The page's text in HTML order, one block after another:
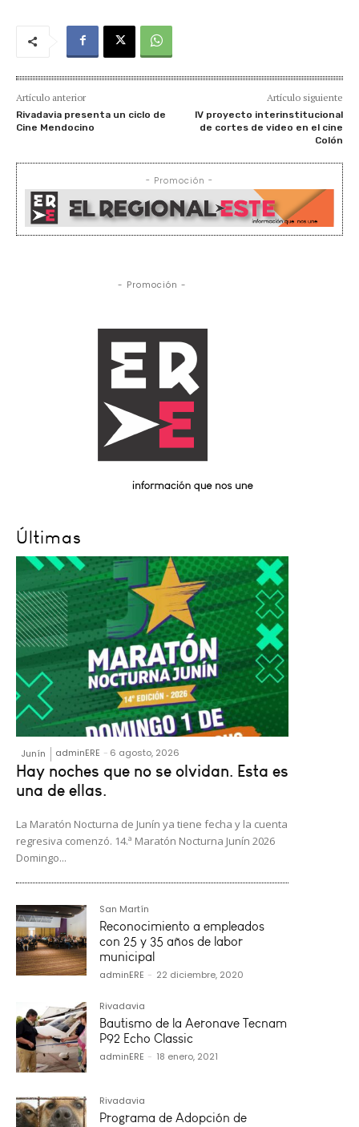
Artículo anterior
Rivadavia presenta un ciclo de
Cine Mendocino
Artículo siguiente
lV proyecto interinstitucional
de cortes de video en el cine
Colón
- Promoción -
- Promoción -
Últimas
Junín adminERE - 6 agosto, 2026
Hay noches que no se olvidan. Esta es
una de ellas.
La Maratón Nocturna de Junín ya tiene fecha y la cuenta
regresiva comenzó. 14.ª Maratón Nocturna Junín 2026
Domingo...
San Martín
Reconocimiento a empleados
con 25 y 35 años de labor
municipal
adminERE - 22 diciembre, 2020
Rivadavia
Bautismo de la Aeronave Tecnam
P92 Echo Classic
adminERE - 18 enero, 2021
Rivadavia
Programa de Adopción de